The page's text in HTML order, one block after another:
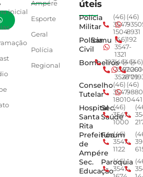
Inicial
Ampére
Esporte
Geral
Polícia
Regional
úteis
Polícia
Militar
(46)
3547-
1504
(46)
8931
Polícia
Civil
Samu (46)
3547-
1321
192
Bombeiros
193(46)
3547-
3528
(46)
4779
(46)
Conselho
Tutelar
(46)
3547-
1801
(46)
0441
Hospital
Santa
Rita
Sec.
Saúde
(46)
3547-
1000
Prefeitura
de
Ampére
Fórum
(46)
3547-
1122
Sec.
Educação
Paroquia
(46)
3547-